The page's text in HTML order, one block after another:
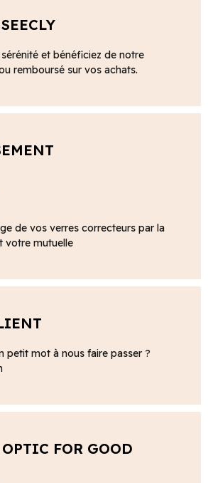
et bénéficiez de notre
remboursé sur vos achats.
de vos verres correcteurs par la
votre mutuelle
petit mot à nous faire passer ?
FOR GOOD